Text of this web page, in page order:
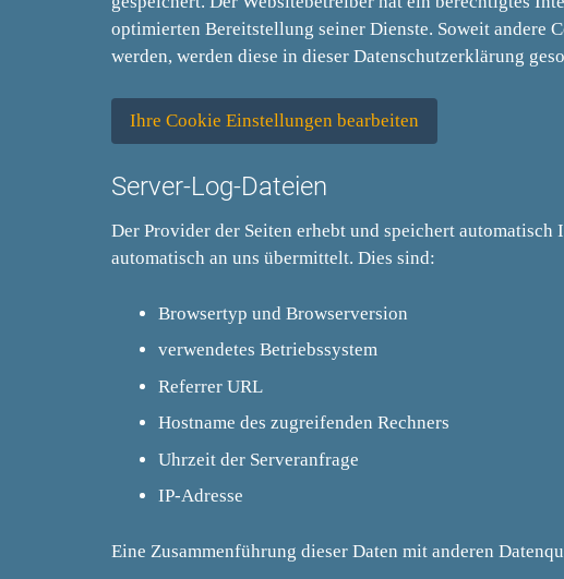
optimierten Bereitstellung seiner Dienste. Soweit andere
werden, werden diese in dieser Datenschutzerklärung
Ihre Cookie Einstellungen bearbeiten
Server-Log-Dateien
Der Provider der Seiten erhebt und speichert
automatisch an uns übermittelt. Dies sind:
Browsertyp und Browserversion
verwendetes Betriebssystem
Referrer URL
Hostname des zugreifenden Rechners
Uhrzeit der Serveranfrage
IP-Adresse
Eine Zusammenführung dieser Daten mit anderen